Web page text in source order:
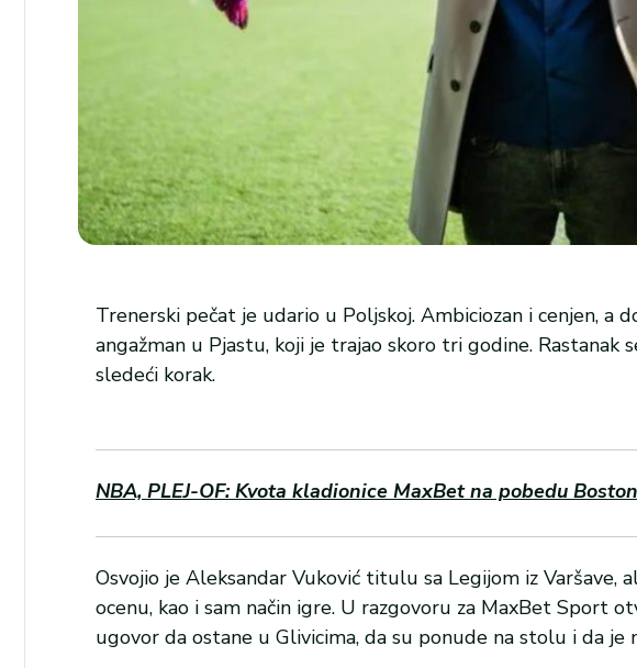
Trenerski pečat je udario u Poljskoj. Ambiciozan i cenjen, a
angažman u Pjastu, koji je trajao skoro tri godine. Rastanak
sledeći korak.
NBA, PLEJ-OF: Kvota kladionice MaxBet na pobedu
Osvojio je Aleksandar Vuković titulu sa Legijom iz
ocenu, kao i sam način igre. U razgovoru za MaxBet Sport
ugovor da ostane u Glivicima, da su ponude na stolu i da